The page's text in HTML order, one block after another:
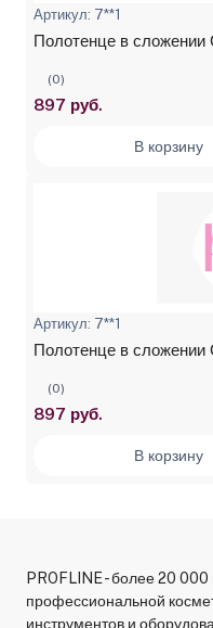
Артикул: 7**1
Полотенце в
(0)
897 руб.
В корзину
Артикул: 7**1
Полотенце в
(0)
897 руб.
В корзину
PROFLINE - более 20
профессиональной
инструментов и